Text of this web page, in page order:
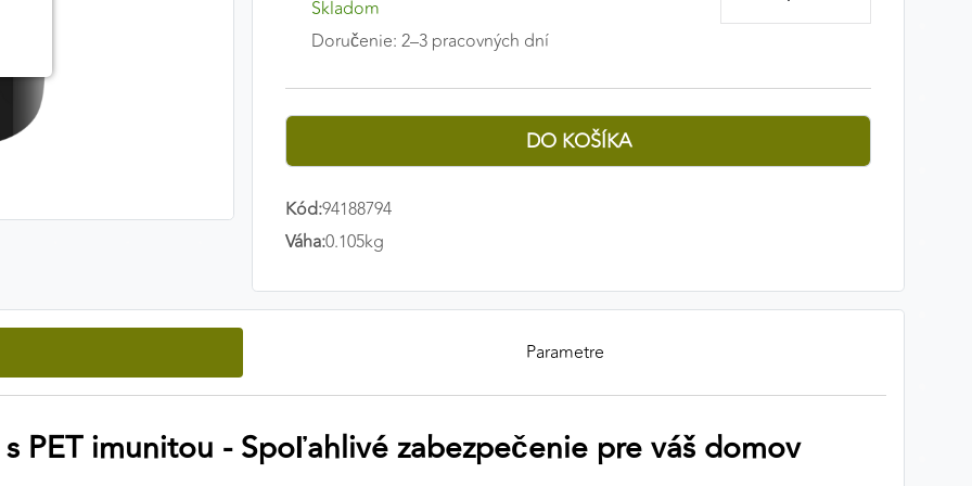
Skladom
Doručenie: 2–3 pracovných dní
Kód:94188794
Váha:0.105kg
Parametre
PET imunitou - Spoľahlivé zabezpečenie pre váš domov